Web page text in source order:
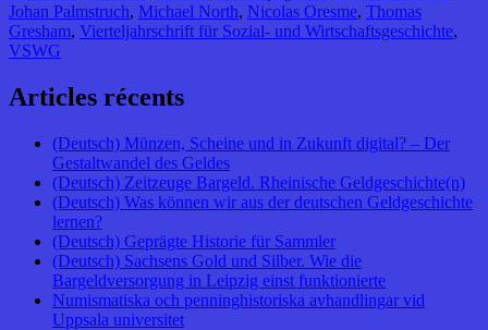
Johan Palmstruch, Michael North, Nicolas Oresme, Thomas
Gresham, Vierteljahrschrift für Sozial- und Wirtschaftsgeschichte,
VSWG
Articles récents
(Deutsch) Münzen, Scheine und in Zukunft digital? – Der
Gestaltwandel des Geldes
(Deutsch) Zeitzeuge Bargeld. Rheinische Geldgeschichte(n)
(Deutsch) Was können wir aus der deutschen Geldgeschichte
lernen?
(Deutsch) Geprägte Historie für Sammler
(Deutsch) Sachsens Gold und Silber. Wie die
Bargeldversorgung in Leipzig einst funktionierte
Numismatiska och penninghistoriska avhandlingar vid
Uppsala universitet